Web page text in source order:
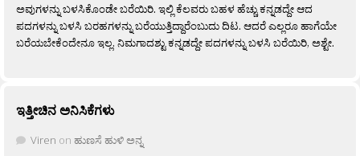
ಅವುಗಳನ್ನು ಬಳಸಿಕೊಂಡೇ ಬರೆಯಿರಿ. ಇಲ್ಲಿ ಕೆಲವರು ಬಹಳ ಹೆಚ್ಚು ಕನ್ನಡದ್ದೇ ಆದ
ಪದಗಳನ್ನು ಬಳಸಿ ಬರಹಗಳನ್ನು ಬರೆಯುತ್ತಿದ್ದಾರೆಂಬುದು ದಿಟ. ಆದರೆ ಎಲ್ಲರೂ ಹಾಗೆಯೇ
ಬರೆಯಬೇಕೆಂದೇನೂ ಇಲ್ಲ. ನಿಮಗಾದಶ್ಟು ಕನ್ನಡದ್ದೇ ಪದಗಳನ್ನು ಬಳಸಿ ಬರೆಯಿರಿ, ಅಶ್ಟೇ.
ಇತ್ತೀಚಿನ ಅನಿಸಿಕೆಗಳು
Viren on ಹುಣಸೆ ಹುಳಿ ಅನ್ನ